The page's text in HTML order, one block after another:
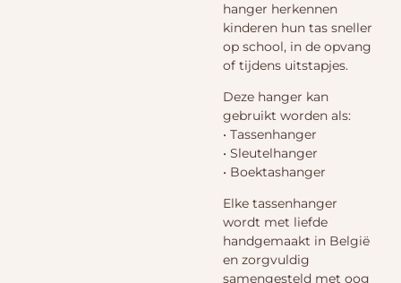
hanger herkennen
kinderen hun tas sneller
op school, in de opvang
of tijdens uitstapjes.
Deze hanger kan
gebruikt worden als:
• Tassenhanger
• Sleutelhanger
• Boektashanger
Elke tassenhanger
wordt met liefde
handgemaakt in België
en zorgvuldig
samengesteld met oog